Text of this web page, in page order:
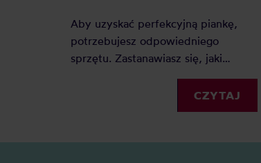
Aby uzyskać perfekcyjną piankę,
potrzebujesz odpowiedniego
sprzętu. Zastanawiasz się, jaki
spieniacz do mleka kupić?
Elektryczny, ręczny, a może
indukcyjny? Oto nasz szczegółowy
CZYTAJ